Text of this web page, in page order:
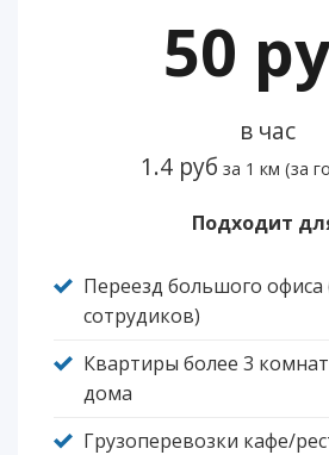
50
в час
1.4 руб за 1 км (за
Подходит
Переезд большого офиса
сотрудиков)
Квартиры более 3
дома
Грузоперевозки кафе/